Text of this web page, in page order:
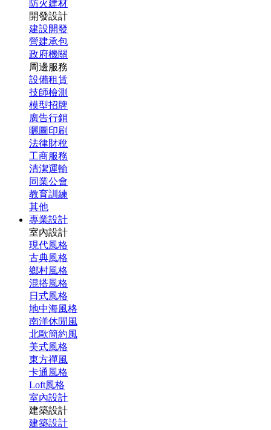
防火建材
開發設計
建設開發
營建承包
政府機關
周邊服務
設備租賃
技師檢測
模型招牌
廣告行銷
曬圖印刷
法律財稅
工商服務
清潔運輸
同業公會
教育訓練
其他
專業設計
室內設計
現代風格
古典風格
鄉村風格
混搭風格
日式風格
地中海風格
南洋休閒風
北歐簡約風
美式風格
東方禪風
卡通風格
Loft風格
室內設計
建築設計
建築設計